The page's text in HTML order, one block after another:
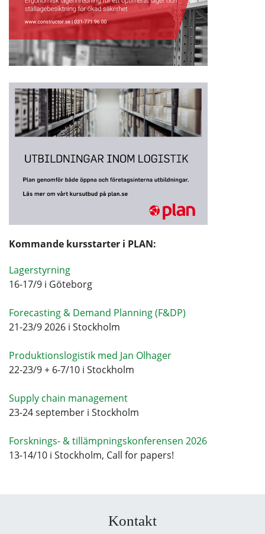
Kommande kursstarter i PLAN:
Lagerstyrning
16-17/9 i Göteborg
Forecasting & Demand Planning (F&DP)
21-23/9 2026 i Stockholm
Produktionslogistik med Jan Olhager
22-23/9 + 6-7/10 i Stockholm
Supply chain management
23-24 september i Stockholm
Forsknings- & tillämpningskonferensen 2026
13-14/10 i Stockholm, Call for papers!
Kontakt